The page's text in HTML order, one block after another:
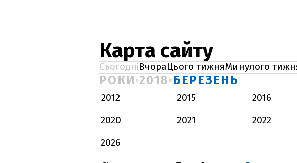
Карта сайту
СьогодніВчораЦього тижняМинулого
РОКИ 2018 БЕРЕЗЕНЬ
2012 2015 2016
2020
2021 2022
2026